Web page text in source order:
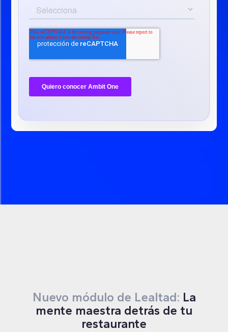
Nuevo módulo de Lealtad: La
mente maestra detrás de tu
restaurante